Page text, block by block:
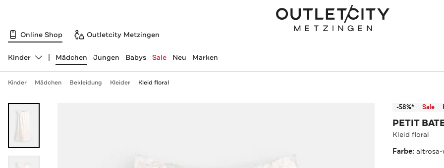
Online Shop Outletcity Metzingen
Abteilung ändern, ausgewählt:
Kinder Mädchen Jungen Babys Sale Neu Marken
Kinder Mädchen Bekleidung Kleider Kleid floral
-58%* Sale
PETIT
Kleid floral
Farbe: